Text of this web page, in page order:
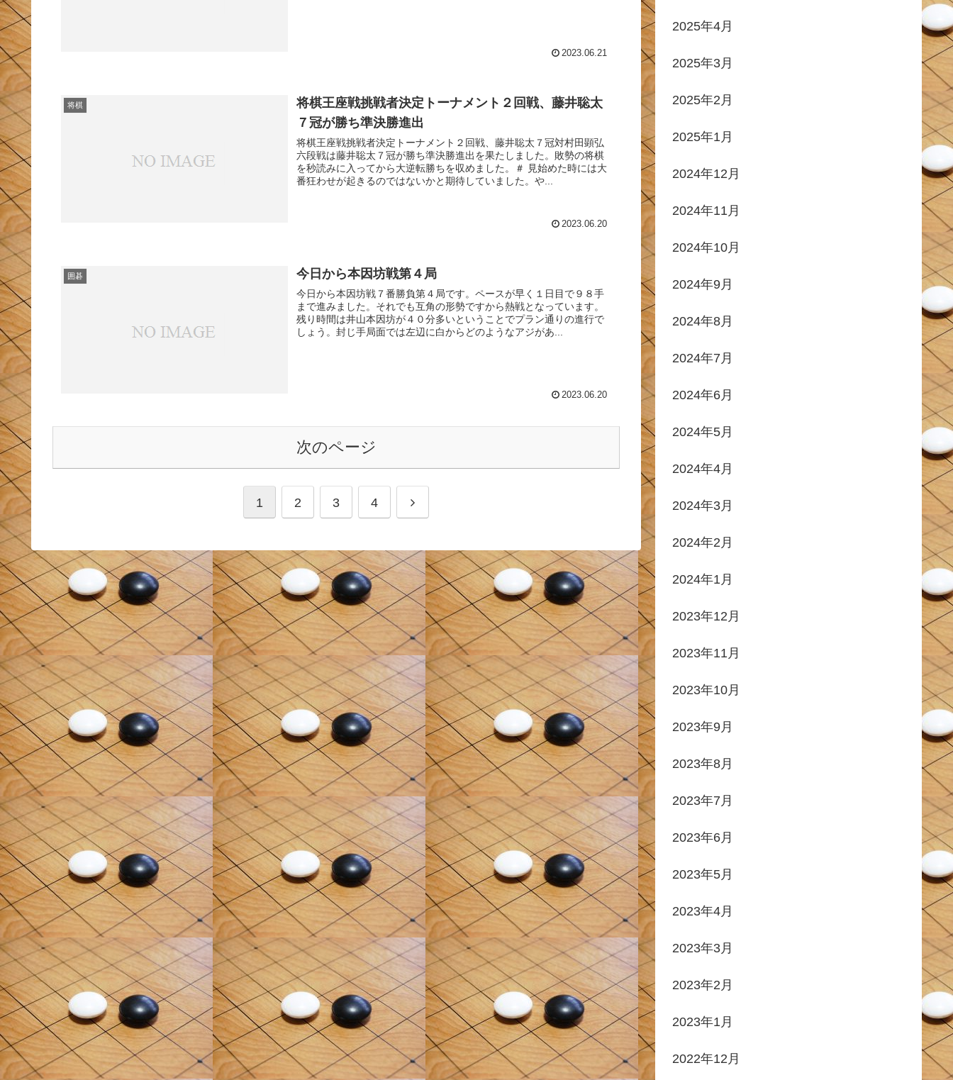
2023.06.21
将棋
将棋王座戦挑戦者決定トーナメント２回戦、藤井聡太
７冠が勝ち準決勝進出
将棋王座戦挑戦者決定トーナメント２回戦、藤井聡太７冠対村田顕弘
六段戦は藤井聡太７冠が勝ち準決勝進出を果たしました。敗勢の将棋
を秒読みに入ってから大逆転勝ちを収めました。＃ 見始めた時には大
番狂わせが起きるのではないかと期待していました。や...
2023.06.20
囲碁 今日から本因坊戦第４局
今日から本因坊戦７番勝負第４局です。ペースが早く１日目で９８手
まで進みました。それでも互角の形勢ですから熱戦となっています。
残り時間は井山本因坊が４０分多いということでプラン通りの進行で
しょう。封じ手局面では左辺に白からどのようなアジがあ...
2023.06.20
次のページ
1 2 3 4
2025年4月
2025年3月
2025年2月
2025年1月
2024年12月
2024年11月
2024年10月
2024年9月
2024年8月
2024年7月
2024年6月
2024年5月
2024年4月
2024年3月
2024年2月
2024年1月
2023年12月
2023年11月
2023年10月
2023年9月
2023年8月
2023年7月
2023年6月
2023年5月
2023年4月
2023年3月
2023年2月
2023年1月
2022年12月